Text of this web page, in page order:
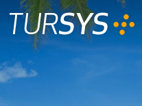
TURSYS